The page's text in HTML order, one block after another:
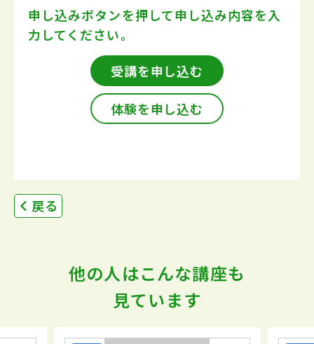
申し込みボタンを押して申し込み内容を入
力してください。
受講を申し込む
体験を申し込む
戻る
他の人はこんな講座も
見ています